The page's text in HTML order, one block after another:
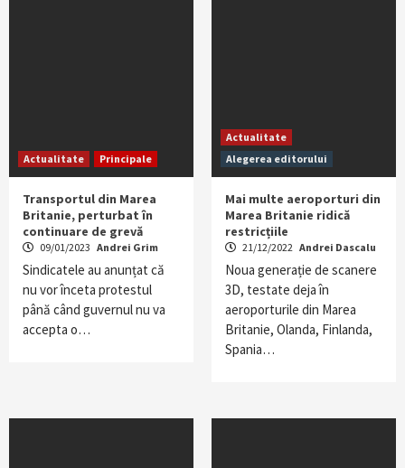
Actualitate Principale
Transportul din Marea
Britanie, perturbat în
continuare de grevă
09/01/2023 Andrei Grim
Sindicatele au anunțat că
nu vor înceta protestul
până când guvernul nu va
accepta o…
Actualitate
Alegerea editorului
Mai multe aeroporturi din
Marea Britanie ridică
restricțiile
21/12/2022 Andrei Dascalu
Noua generație de scanere
3D, testate deja în
aeroporturile din Marea
Britanie, Olanda, Finlanda,
Spania…